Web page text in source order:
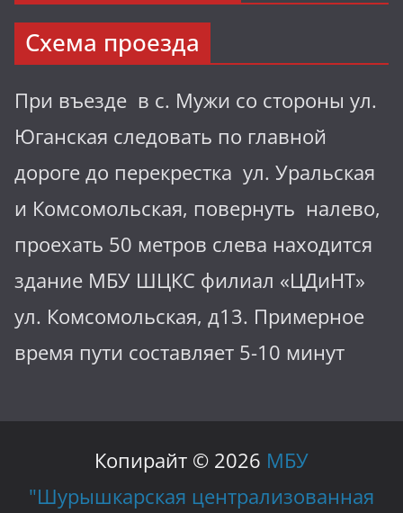
Схема проезда
При въезде в с. Мужи со стороны ул.
Юганская следовать по главной
дороге до перекрестка ул. Уральская
и Комсомольская, повернуть налево,
проехать 50 метров слева находится
здание МБУ ШЦКС филиал «ЦДиНТ»
ул. Комсомольская, д13. Примерное
время пути составляет 5-10 минут
Копирайт © 2026 МБУ
"Шурышкарская централизованная